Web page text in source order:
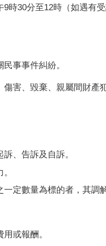
9時30分至12時（如遇有
事事件糾紛。
害、毀棄、親屬間財產
、告訴及自訴。
定數量為標的者，其調
或報酬。